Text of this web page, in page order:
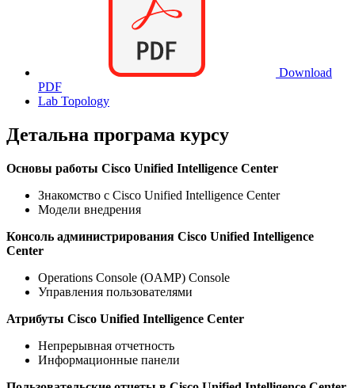
Download
PDF
Lab Topology
Детальна програма курсу
Основы работы Cisco Unified Intelligence Center
Знакомство с Cisco Unified Intelligence Center
Модели внедрения
Консоль администрирования Cisco Unified Intelligence
Center
Operations Console (OAMP) Console
Управления пользователями
Атрибуты Cisco Unified Intelligence Center
Непрерывная отчетность
Информационные панели